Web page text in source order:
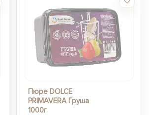
Пюре DOLCE
PRIMAVERA Груша
1000г